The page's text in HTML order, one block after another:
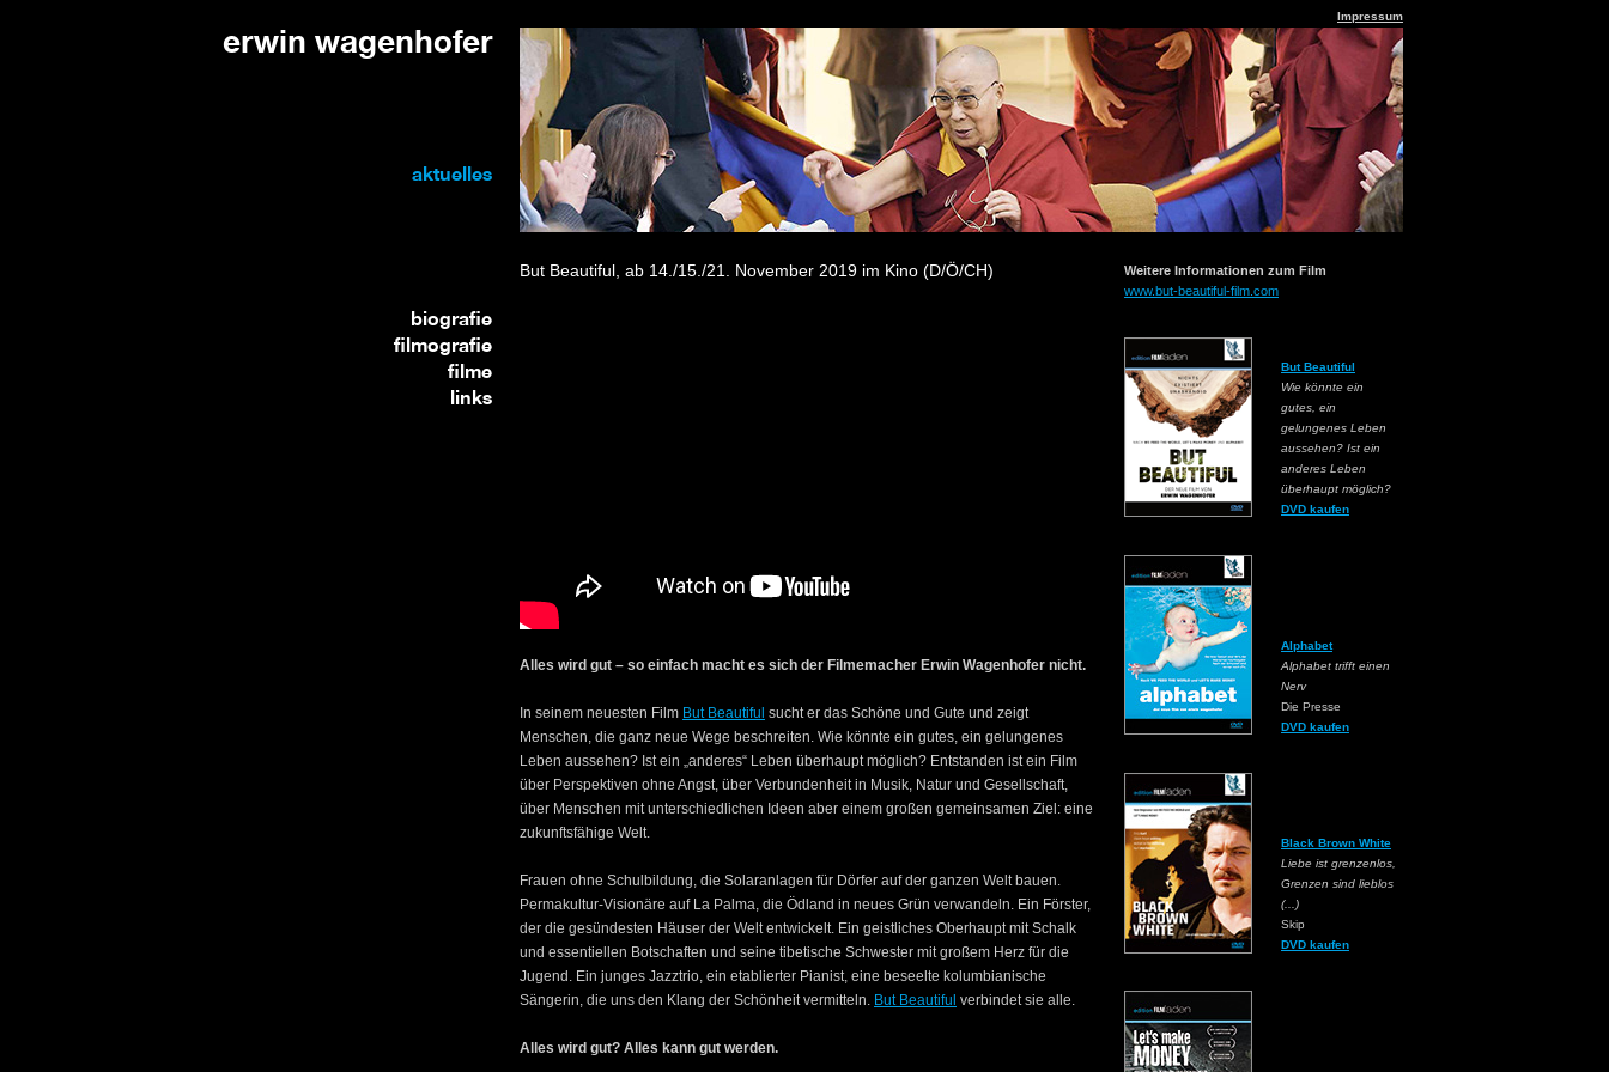
Impressum
erwin wagenhofer
aktuelles
biografie
filmografie
filme
links
But Beautiful, ab 14./15./21. November 2019 im Kino (D/Ö/CH)
Alles wird gut – so einfach macht es sich der Filmemacher Erwin Wagenhofer nicht.
In seinem neuesten Film But Beautiful sucht er das Schöne und Gute und zeigt
Menschen, die ganz neue Wege beschreiten. Wie könnte ein gutes, ein gelungenes
Leben aussehen? Ist ein „anderes“ Leben überhaupt möglich? Entstanden ist ein Film
über Perspektiven ohne Angst, über Verbundenheit in Musik, Natur und Gesellschaft,
über Menschen mit unterschiedlichen Ideen aber einem großen gemeinsamen Ziel: eine
zukunftsfähige Welt.
Frauen ohne Schulbildung, die Solaranlagen für Dörfer auf der ganzen Welt bauen.
Permakultur-Visionäre auf La Palma, die Ödland in neues Grün verwandeln. Ein Förster,
der die gesündesten Häuser der Welt entwickelt. Ein geistliches Oberhaupt mit Schalk
und essentiellen Botschaften und seine tibetische Schwester mit großem Herz für die
Jugend. Ein junges Jazztrio, ein etablierter Pianist, eine beseelte kolumbianische
Sängerin, die uns den Klang der Schönheit vermitteln. But Beautiful verbindet sie alle.
Alles wird gut? Alles kann gut werden.
Weitere Informationen zum Film
www.but-beautiful-film.com
But Beautiful
Wie könnte ein
gutes, ein
gelungenes Leben
aussehen? Ist ein
anderes Leben
überhaupt möglich?
DVD kaufen
Alphabet
Alphabet trifft einen
Nerv
Die Presse
DVD kaufen
Black Brown White
Liebe ist grenzenlos,
Grenzen sind lieblos
(...)
Skip
DVD kaufen